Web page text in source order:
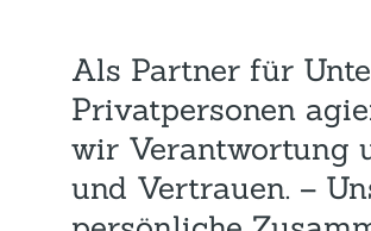
Als Partner für
Privatpersonen
wir Verantwortung
und Vertrauen. –